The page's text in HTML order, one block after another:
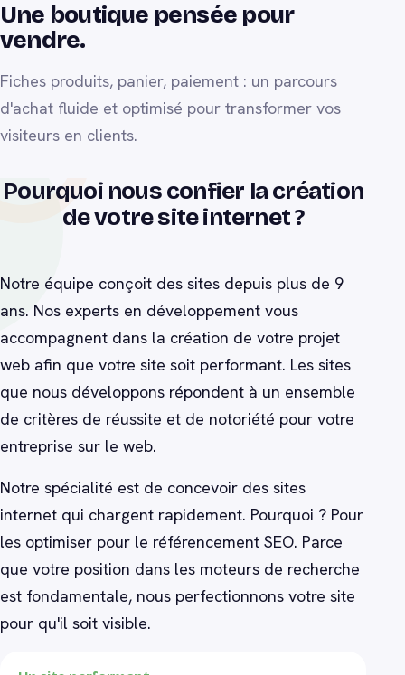
Une boutique pensée pour
vendre.
Fiches produits, panier, paiement : un parcours
d'achat fluide et optimisé pour transformer vos
visiteurs en clients.
3
Article phare 49 €
Ajouter au panier
Pourquoi nous confier la création
de votre site internet ?
Notre équipe conçoit des sites depuis plus de 9
ans. Nos experts en développement vous
accompagnent dans la création de votre projet
web afin que votre site soit performant. Les sites
que nous développons répondent à un ensemble
de critères de réussite et de notoriété pour votre
entreprise sur le web.
Notre spécialité est de concevoir des sites
internet qui chargent rapidement. Pourquoi ? Pour
les optimiser pour le référencement SEO. Parce
que votre position dans les moteurs de recherche
est fondamentale, nous perfectionnons votre site
pour qu'il soit visible.